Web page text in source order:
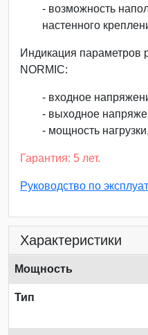
- возможность
настенного
Индикация
NORMIC:
- входное
- выходное
- мощность
Гарантия: 5 лет.
Руководство по
Характеристики
Мощность
Тип